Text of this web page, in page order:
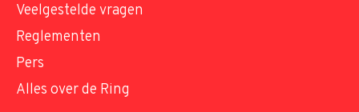
Veelgestelde vragen
Reglementen
Pers
Alles over de Ring